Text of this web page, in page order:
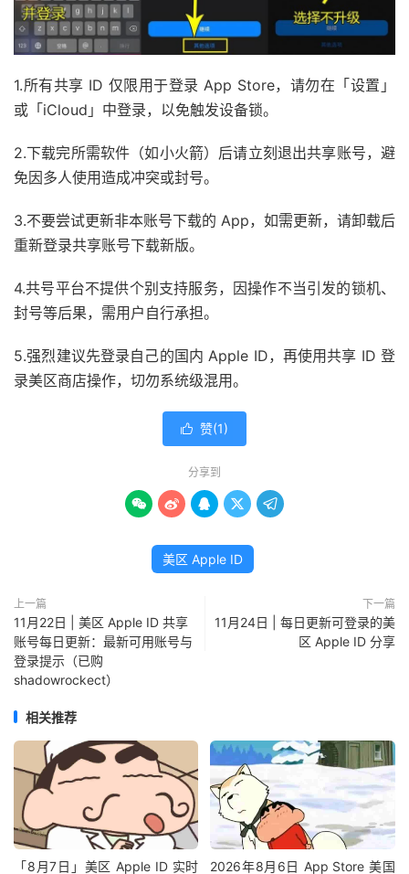
1.所有共享 ID 仅限用于登录 App Store，请勿在「设置」
或「iCloud」中登录，以免触发设备锁。
2.下载完所需软件（如小火箭）后请立刻退出共享账号，避
免因多人使用造成冲突或封号。
3.不要尝试更新非本账号下载的 App，如需更新，请卸载后
重新登录共享账号下载新版。
4.共号平台不提供个别支持服务，因操作不当引发的锁机、
封号等后果，需用户自行承担。
5.强烈建议先登录自己的国内 Apple ID，再使用共享 ID 登
录美区商店操作，切勿系统级混用。
 赞(1)
分享到
    
美区 Apple ID
上一篇
11月22日 | 美区 Apple ID 共享
账号每日更新：最新可用账号与
登录提示（已购
shadowrockect）
下一篇
11月24日 | 每日更新可登录的美
区 Apple ID 分享
相关推荐
「8月7日」美区 Apple ID 实时 2026年8月6日 App Store 美国